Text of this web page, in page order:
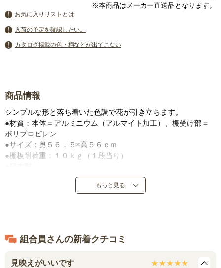
※本商品はメーカー直送品となります。
お気に入りリストとは
入荷の予定を確認したい。
カタログ掲載の色・柄などが出てこない
商品情報
シンプルな形と落ち着いた色調で花が引き立ちます。
●材質：本体＝アルミニウム（アルマイト加工）、棚受け部＝
ポリプロピレン
●サイズ：奥５６．５×高５６ｃｍ
●棚板耐荷重：１０ｋｇ（１段当り）
もっと見る
組合員さんの新着クチコミ
見映えがいいです